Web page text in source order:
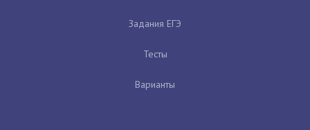
Задания ЕГЭ
Тесты
Варианты